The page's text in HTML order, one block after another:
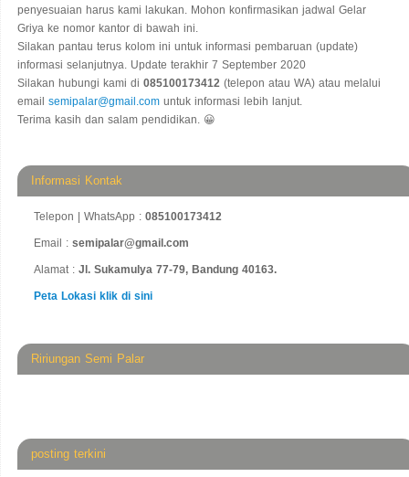
penyesuaian harus kami lakukan. Mohon konfirmasikan jadwal Gelar
Griya ke nomor kantor di bawah ini.
Silakan pantau terus kolom ini untuk informasi pembaruan (update)
informasi selanjutnya. Update terakhir 7 September 2020
Silakan hubungi kami di 085100173412 (telepon atau WA) atau melalui
email semipalar@gmail.com untuk informasi lebih lanjut.
Terima kasih dan salam pendidikan. 😀
Informasi Kontak
Telepon | WhatsApp : 085100173412
Email : semipalar@gmail.com
Alamat : Jl. Sukamulya 77-79, Bandung 40163.
Peta Lokasi klik di sini
Ririungan Semi Palar
posting terkini